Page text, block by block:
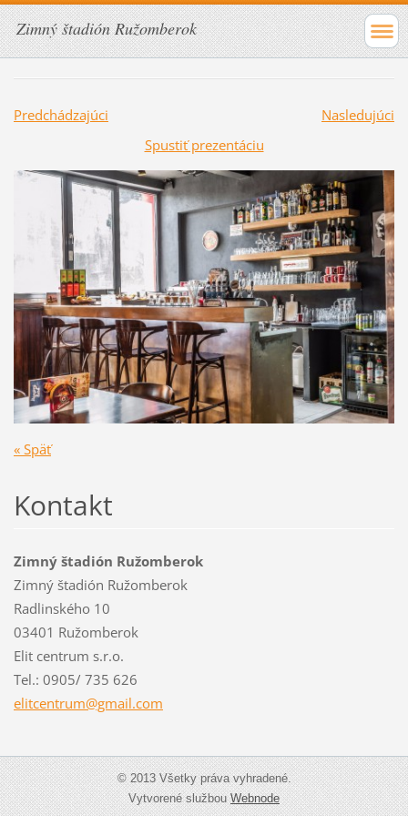
Zimný štadión Ružomberok
Predchádzajúci
Nasledujúci
Spustiť prezentáciu
« Späť
Kontakt
Zimný štadión Ružomberok
Zimný štadión Ružomberok
Radlinského 10
03401 Ružomberok
Elit centrum s.r.o.
Tel.: 0905/ 735 626
elitcentrum@gmail.com
© 2013 Všetky práva vyhradené.
Vytvorené službouWebnode